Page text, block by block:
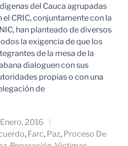
del Cauca agrupadas
el CRIC, conjuntamente con la
han planteado de diversos
la exigencia de que los
de la mesa de la
dialoguen con sus
propias o con una
de
2016
, Farc, Paz, Proceso De